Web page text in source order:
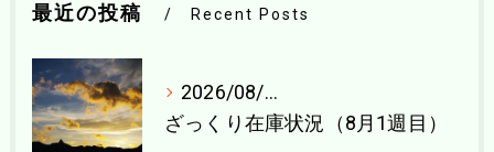
最近の投稿 Recent Posts
2026/08/04
ざっくり在庫状況（8月1週目）